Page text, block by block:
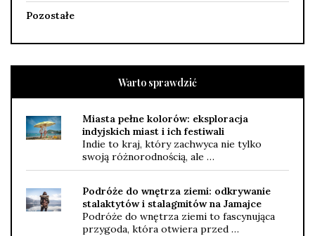
Pozostałe
Warto sprawdzić
Miasta pełne kolorów: eksploracja
indyjskich miast i ich festiwali
Indie to kraj, który zachwyca nie tylko
swoją różnorodnością, ale …
Podróże do wnętrza ziemi: odkrywanie
stalaktytów i stalagmitów na Jamajce
Podróże do wnętrza ziemi to fascynująca
przygoda, która otwiera przed …